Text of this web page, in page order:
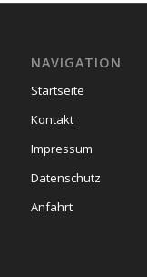
NAVIGATION
Startseite
Kontakt
Impressum
Datenschutz
Anfahrt